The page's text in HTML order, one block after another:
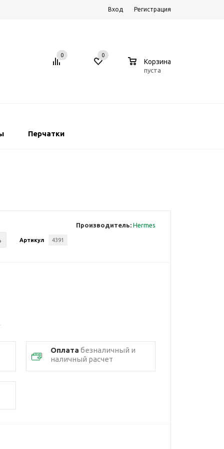
Вход Регистрация
0 0
Корзина
пуста
Перчатки
Производитель: Hermes
Артикул 4391
Оплата безналичный и
наличный расчет